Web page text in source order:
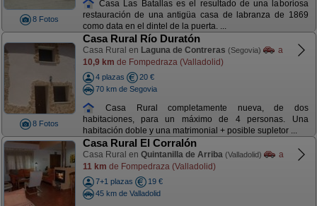
8 Fotos
Casa Las Batallas es el resultado de una laboriosa
restauración de una antigüa casa de labranza de 1869
como data en el dintel de la puerta. ...
8 Fotos
Casa Rural Río Duratón
Casa Rural en Laguna de Contreras (Segovia)
a
10,9 km de Fompedraza (Valladolid)
4 plazas
20 €
70 km de Segovia
Casa Rural completamente nueva, de dos
habitaciones, para un máximo de 4 personas. Una
habitación doble y una matrimonial + posible supletor ...
Casa Rural El Corralón
Casa Rural en Quintanilla de Arriba (Valladolid)
a
11 km de Fompedraza (Valladolid)
7+1 plazas
19 €
45 km de Valladolid